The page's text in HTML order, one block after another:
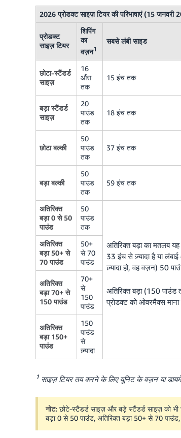
2026 प्रोडक्ट साइज़ टियर की परिभाषाएं (15
प्रोडक्ट
साइज़ टियर
शिपिंग
का
वज़न1
सबसे लंबी साइड
छोटा-स्टैंडर्ड
साइज़
16
औंस
तक
15 इंच तक
बड़ा स्टैंडर्ड
साइज़
20
पाउंड
तक
18 इंच तक
छोटा बल्की
50
पाउंड
तक
37 इंच तक
बड़ा बल्की
50
पाउंड
तक
59 इंच तक
अतिरिक्त
बड़ा 0 से 50
पाउंड
50
पाउंड
तक
अतिरिक्त बड़ा का मतलब
33 इंच से ज़्यादा है या
ज़्यादा हो, वह वज़न) 50
अतिरिक्त बड़ा (150
प्रोडक्ट को ओवरमैक्स माना
अतिरिक्त
बड़ा 50+ से
70 पाउंड
50+
से 70
पाउंड
अतिरिक्त
बड़ा 70+ से
150 पाउंड
70+
से
150
पाउंड
अतिरिक्त
बड़ा 150+
पाउंड
150
पाउंड
से
ज़्यादा
1 साइज़ टियर तय करने के लिए यूनिट के वज़न या
नोट: छोटे-स्टैंडर्ड साइज़ और बड़े स्टैंडर्ड साइज़ को भी
बड़ा 0 से 50 पाउंड, अतिरिक्त बड़ा 50+ से 70